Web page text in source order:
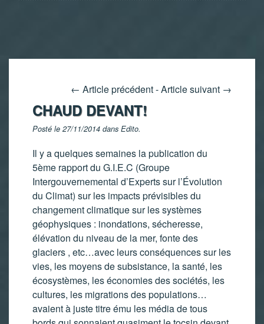
← Article précédent-Article suivant →
CHAUD DEVANT!
Posté le 27/11/2014 dans Edito.
Il y a quelques semaines la publication du
5ème rapport du G.I.E.C (Groupe
Intergouvernemental d’Experts sur l’Évolution
du Climat) sur les impacts prévisibles du
changement climatique sur les systèmes
géophysiques : inondations, sécheresse,
élévation du niveau de la mer, fonte des
glaciers , etc…avec leurs conséquences sur les
vies, les moyens de subsistance, la santé, les
écosystèmes, les économies des sociétés, les
cultures, les migrations des populations…
avaient à juste titre ému les média de tous